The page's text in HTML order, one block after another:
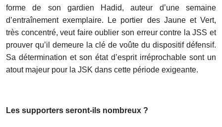
forme de son gardien Hadid, auteur d’une semaine
d’entraînement exemplaire. Le portier des Jaune et Vert,
très concentré, veut faire oublier son erreur contre la JSS et
prouver qu’il demeure la clé de voûte du dispositif défensif.
Sa détermination et son état d’esprit irréprochable sont un
atout majeur pour la JSK dans cette période exigeante.
Les supporters seront-ils nombreux ?